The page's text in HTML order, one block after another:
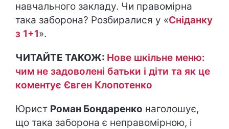
навчального закладу. Чи правомірна
така заборона? Розбиралися у «Сніданку
з 1+1».
ЧИТАЙТЕ ТАКОЖ: Нове шкільне меню:
чим не задоволені батьки і діти та як це
коментує Євген Клопотенко
Юрист Роман Бондаренко наголошує,
що така заборона є неправомірною, і